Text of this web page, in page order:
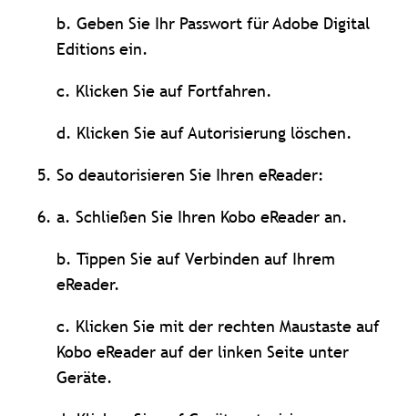
b. Geben Sie Ihr Passwort für Adobe Digital
Editions ein.
c. Klicken Sie auf Fortfahren.
d. Klicken Sie auf Autorisierung löschen.
So deautorisieren Sie Ihren eReader:
a. Schließen Sie Ihren Kobo eReader an.
b. Tippen Sie auf Verbinden auf Ihrem
eReader.
c. Klicken Sie mit der rechten Maustaste auf
Kobo eReader auf der linken Seite unter
Geräte.